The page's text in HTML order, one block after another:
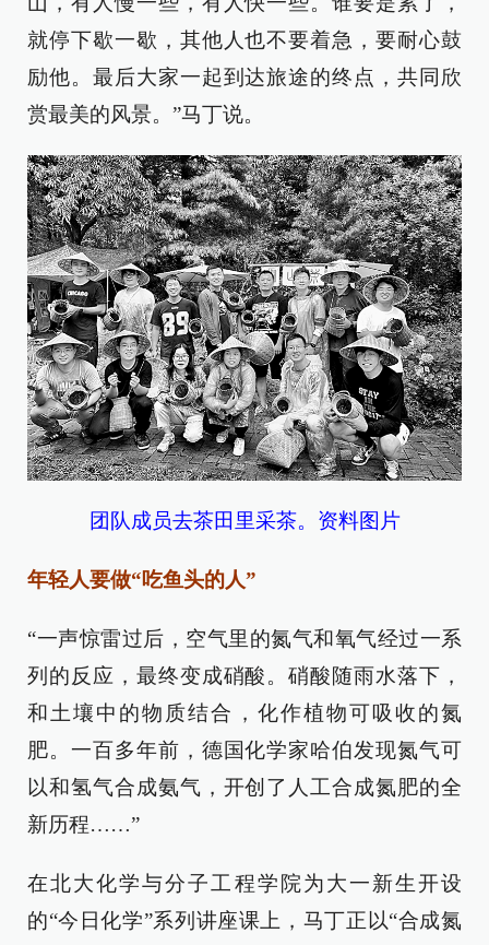
就停下歇一歇，其他人也不要着急，要耐心鼓
励他。最后大家一起到达旅途的终点，共同欣
赏最美的风景。”马丁说。
团队成员去茶田里采茶。资料图片
年轻人要做“吃鱼头的人”
“一声惊雷过后，空气里的氮气和氧气经过一系
列的反应，最终变成硝酸。硝酸随雨水落下，
和土壤中的物质结合，化作植物可吸收的氮
肥。一百多年前，德国化学家哈伯发现氮气可
以和氢气合成氨气，开创了人工合成氮肥的全
新历程……”
在北大化学与分子工程学院为大一新生开设
的“今日化学”系列讲座课上，马丁正以“合成氮